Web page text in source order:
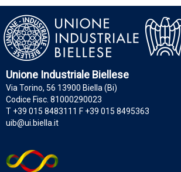
Unione Industriale Biellese
Via Torino, 56 13900 Biella (Bi)
Codice Fisc. 81000290023
T +39 015 8483111 F +39 015 8495363
uib@ui.biella.it